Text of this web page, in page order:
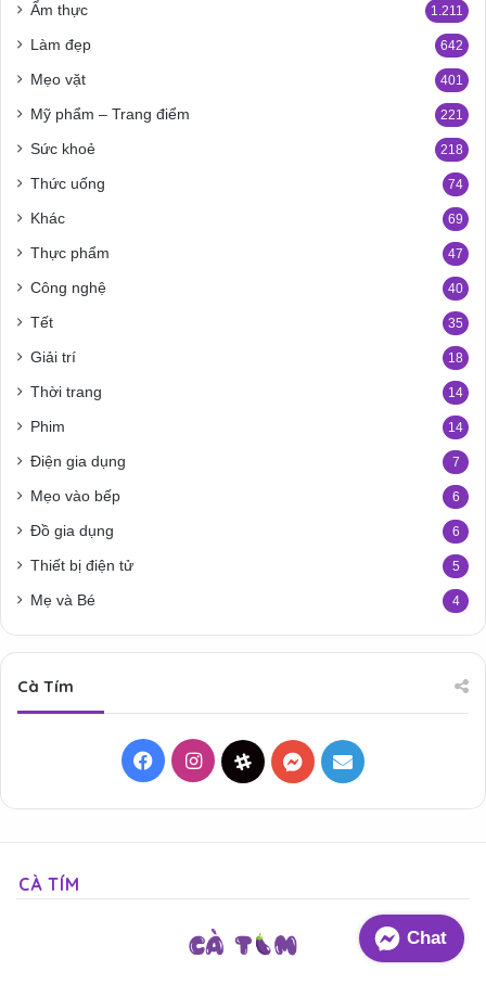
Ẩm thực 1.211
Làm đẹp 642
Mẹo vặt 401
Mỹ phẩm – Trang điểm 221
Sức khoẻ 218
Thức uống 74
Khác 69
Thực phẩm 47
Công nghệ 40
Tết 35
Giải trí 18
Thời trang 14
Phim 14
Điện gia dụng 7
Mẹo vào bếp 6
Đồ gia dụng 6
Thiết bị điện tử 5
Mẹ và Bé 4
Cà Tím
FacebookInstagramThreadsMessenger
Mail
CÀ TÍM
Chat